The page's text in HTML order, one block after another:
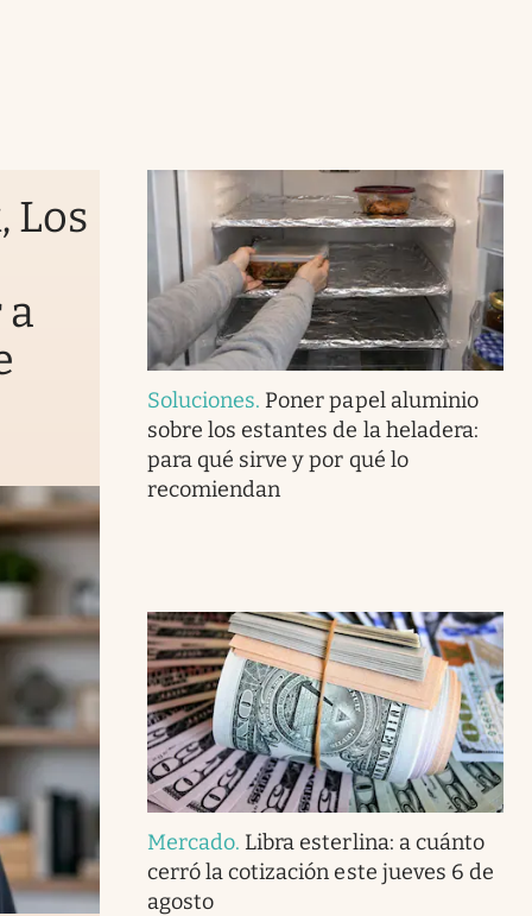
Los
Soluciones. Poner papel aluminio
sobre los estantes de la heladera:
para qué sirve y por qué lo
recomiendan
Mercado. Libra esterlina: a cuánto
cerró la cotización este jueves 6 de
agosto